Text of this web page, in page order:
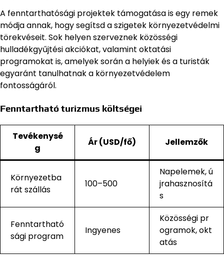
A fenntarthatósági projektek támogatása is egy remek
módja annak, hogy segítsd a szigetek környezetvédelmi
törekvéseit. Sok helyen szerveznek közösségi
hulladékgyűjtési akciókat, valamint oktatási
programokat is, amelyek során a helyiek és a turisták
egyaránt tanulhatnak a környezetvédelem
fontosságáról.
Fenntartható turizmus költségei
Tevékenysé
g
Ár (USD/fő) Jellemzők
Környezetba
rát szállás
100–500
Napelemek, ú
jrahasznosítá
s
Fenntartható
sági program
Ingyenes
Közösségi pr
ogramok, okt
atás